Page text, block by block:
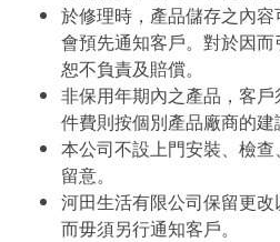
於修理時，產品儲存之內
會預先通知客戶。對於因而
恕不負責及賠償。
非保用年期內之產品，客
件費則按個別產品廠商的建
本公司不設上門安裝、檢
留意。
河田生活有限公司保留更改
而毋須另行通知客戶。